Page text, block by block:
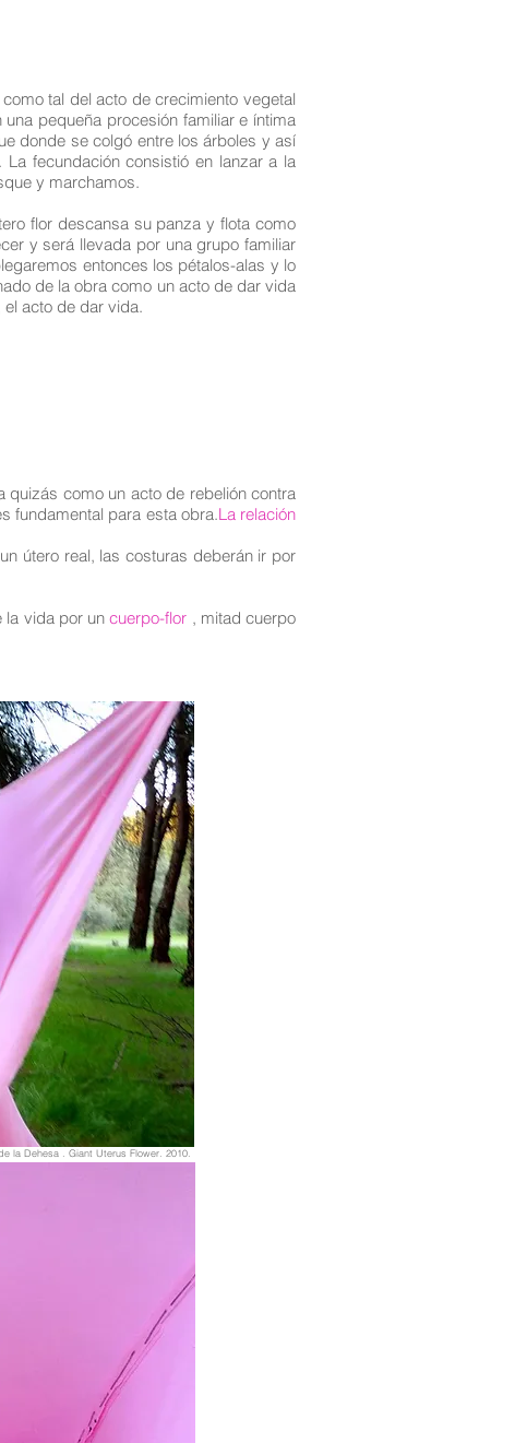
tal del acto de crecimiento vegetal
pequeña procesión familiar e íntima
donde se colgó entre los árboles y así
fecundación consistió en lanzar a la
y marchamos.
flor descansa su panza y flota como
y será llevada por una grupo familiar
entonces los pétalos-alas y lo
de la obra como un acto de dar vida
acto de dar vida.
como un acto de rebelión contra
fundamental para esta obra.La relación
útero real, las costuras deberán ir por
la vida por uncuerpo-flor , mitad cuerpo
la Dehesa . Giant Uterus Flower. 2010.